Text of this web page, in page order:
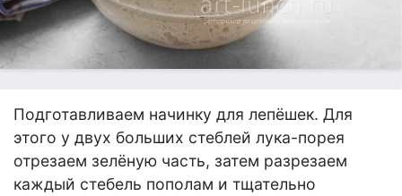
Подготавливаем начинку для лепёшек. Для
этого у двух больших стеблей лука-порея
отрезаем зелёную часть, затем разрезаем
каждый стебель пополам и тщательно